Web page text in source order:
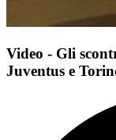
Video - Gli
Juventus e